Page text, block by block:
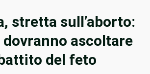
stretta sull’aborto:
dovranno ascoltare
del feto